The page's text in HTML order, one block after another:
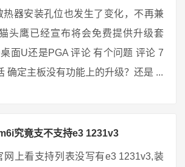
热器安装孔位也发生了变化，不再兼
头鹰已经宣布将会免费提供升级套
面U还是PGA 评论 有个问题 评论 7
确定主板没有功能上的升级？还是 ...
究竟支不支持e3 1231v3
网上看支持列表没写有e3 1231v3,装